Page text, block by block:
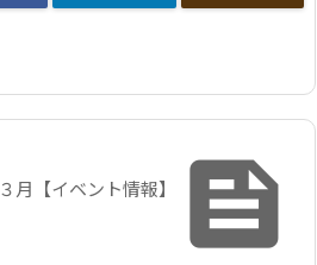

３月【イベント情報】